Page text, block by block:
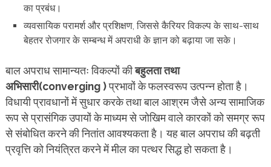
का प्रबंध।
व्यवसायिक परामर्श और प्रशिक्षण, जिससे कैरियर विकल्प के साथ-साथ
बेहतर रोजगार के सम्बन्ध में अपराधी के ज्ञान को बढ़ाया जा सके।
बाल अपराध सामान्यतः विकल्पों कीबहुलता तथा
अभिसारी(converging )प्रभावों के फलस्वरूप उत्पन्न होता है।
विधायी प्रावधानों में सुधार करके तथा बाल आश्रम जैसे अन्य सामाजिक
रूप से प्रासंगिक उपायों के माध्यम से जोखिम वाले कारकों को समग्र रूप
से संबोधित करने की नितांत आवश्यकता है। यह बाल अपराध की बढ़ती
प्रवृत्ति को नियंत्रित करने में मील का पत्थर सिद्ध हो सकता है।